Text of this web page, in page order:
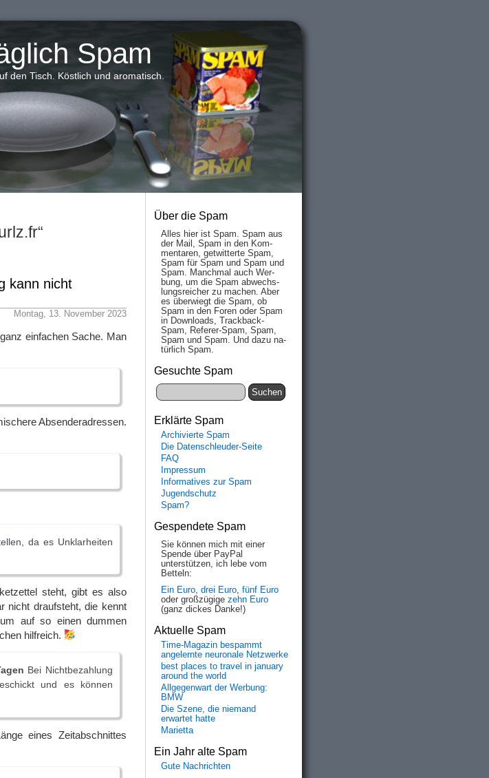
Spam
den Tisch. Köstlich und aromatisch.
kann nicht
Montag, 13. November 2023
einfachen Sache. Man
Absenderadressen.
da es Unklarheiten
steht, gibt es also
nicht draufsteht, die kennt
auf so einen dummen
hilfreich.
Bei Nichtbezahlung
und es können
eines Zeitabschnittes
Über die Spam
Alles hier ist Spam. Spam aus
der Mail, Spam in den Kom­
men­taren, ge­twit­ter­te Spam,
Spam für Spam und Spam und
Spam. Manch­mal auch Wer­
bung, um die Spam ab­wechs­
lungs­reich­er zu mach­en. Aber
es über­wiegt die Spam, ob
Spam in den Fo­ren oder Spam
in Down­loads, Track­back-
Spam, Re­fe­rer-Spam, Spam,
Spam und Spam. Und da­zu na­
tür­lich Spam.
Gesuchte Spam
Erklärte Spam
Archivierte Spam
Die Datenschleuder-Seite
FAQ
Impressum
Informatives zur Spam
Jugendschutz
Spam?
Gespendete Spam
Sie können mich mit einer
Spende über PayPal
unterstützen, ich lebe vom
Betteln:
Ein Euro, drei Euro, fünf Euro
oder großzügige zehn Euro
(ganz dickes Danke!)
Aktuelle Spam
Time-Magazin bespammt
angelernte neuronale Netzwerke
best places to travel in january
around the world
Allgegenwart der Werbung:
BMW
Die Szene, die niemand
erwartet hatte
Marietta
Ein Jahr alte Spam
Gute Nachrichten